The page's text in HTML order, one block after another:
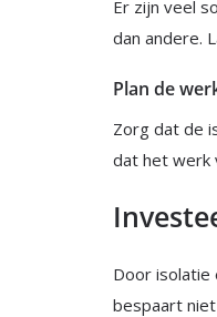
Er zijn veel
dan andere.
Plan de
Zorg dat de
dat het werk
Door isolatie
bespaart